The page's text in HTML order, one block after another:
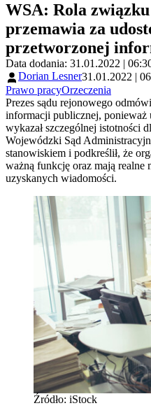
WSA: Rola związku
przemawia za
przetworzonej
Data dodania: 31.01.2022 |
Dorian Lesner31.01.2022 |
Prawo pracyOrzeczenia
Prezes sądu rejonowego
informacji publicznej, ponieważ
wykazał szczególnej istotności
Wojewódzki Sąd
stanowiskiem i podkreślił, że
ważną funkcję oraz mają
uzyskanych wiadomości.
Źródło: iStock